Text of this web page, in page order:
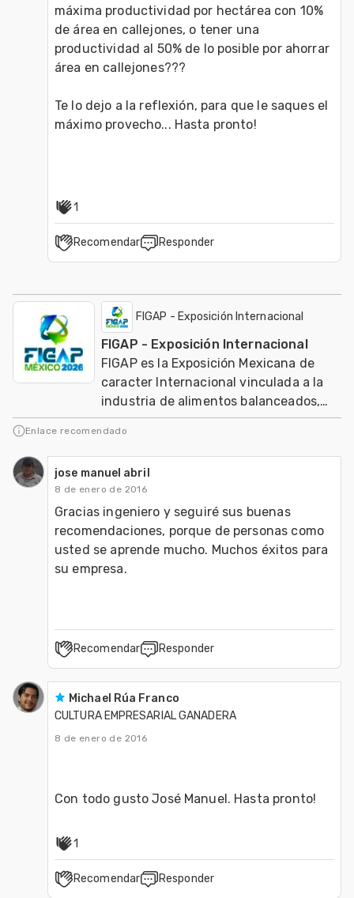
máxima productividad por hectárea con 10%
de área en callejones, o tener una
productividad al 50% de lo posible por ahorrar
área en callejones???
Te lo dejo a la reflexión, para que le saques el
máximo provecho... Hasta pronto!
1
Recomendar Responder
FIGAP - Exposición Internacional
FIGAP - Exposición Internacional
FIGAP es la Exposición Mexicana de
caracter Internacional vinculada a la
industria de alimentos balanceados,
salud, nutrición y genética en
producción anima
Enlace recomendado
jose manuel abril
8 de enero de 2016
Gracias ingeniero y seguiré sus buenas
recomendaciones, porque de personas como
usted se aprende mucho. Muchos éxitos para
Recomendar Responder
Michael Rúa Franco
CULTURA EMPRESARIAL GANADERA
8 de enero de 2016
1
Recomendar Responder